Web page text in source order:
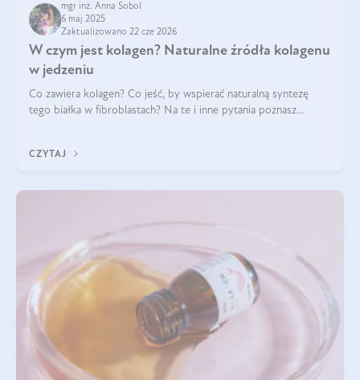
mgr inż. Anna Sobol
6 maj 2025
Zaktualizowano 22 cze 2026
W czym jest kolagen? Naturalne źródła kolagenu
w jedzeniu
Co zawiera kolagen? Co jeść, by wspierać naturalną syntezę
tego białka w fibroblastach? Na te i inne pytania poznasz
CZYTAJ